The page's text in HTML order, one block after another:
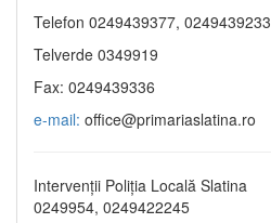
Telefon 0249439377, 0249439233
Telverde 0349919
Fax: 0249439336
e-mail: office@primariaslatina.ro
Intervenții Poliția Locală Slatina
0249954, 0249422245